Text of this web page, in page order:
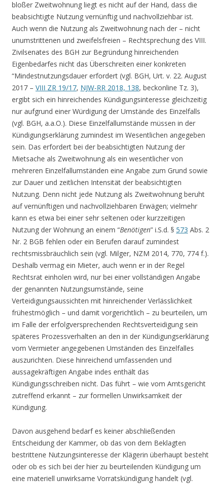
bloßer Zweitwohnung liegt es nicht auf der Hand, dass die
beabsichtigte Nutzung vernünftig und nachvollziehbar ist.
Auch wenn die Nutzung als Zweitwohnung nach der – nicht
unumstrittenen und zweifelsfreien – Rechtsprechung des VIII.
Zivilsenates des BGH zur Begründung hinreichenden
Eigenbedarfes nicht das Überschreiten einer konkreten
“Mindestnutzungsdauer erfordert (vgl. BGH, Urt. v. 22. August
2017 – VIII ZR 19/17, NJW-RR 2018, 138, beckonline Tz. 3),
ergibt sich ein hinreichendes Kündigungsinteresse gleichzeitig
nur aufgrund einer Würdigung der Umstände des Einzelfalls
(vgl. BGH, a.a.O.). Diese Einzelfallumstände müssen in der
Kündigungserklärung zumindest im Wesentlichen angegeben
sein. Das erfordert bei der beabsichtigten Nutzung der
Mietsache als Zweitwohnung als ein wesentlicher von
mehreren Einzelfallumständen eine Angabe zum Grund sowie
zur Dauer und zeitlichen Intensität der beabsichtigten
Nutzung. Denn nicht jede Nutzung als Zweitwohnung beruht
auf vernünftigen und nachvollziehbaren Erwägen; vielmehr
kann es etwa bei einer sehr seltenen oder kurzzeitigen
Nutzung der Wohnung an einem “Benötigen” i.S.d. § 573 Abs. 2
Nr. 2 BGB fehlen oder ein Berufen darauf zumindest
rechtsmissbräuchlich sein (vgl. Milger, NZM 2014, 770, 774 f.).
Deshalb vermag ein Mieter, auch wenn er in der Regel
Rechtsrat einholen wird, nur bei einer vollständigen Angabe
der genannten Nutzungsumstände, seine
Verteidigungsaussichten mit hinreichender Verlässlichkeit
frühestmöglich – und damit vorgerichtlich – zu beurteilen, um
im Falle der erfolgversprechenden Rechtsverteidigung sein
späteres Prozessverhalten an den in der Kündigungserklärung
vom Vermieter angegebenen Umständen des Einzelfalles
auszurichten. Diese hinreichend umfassenden und
aussagekräftigen Angabe indes enthält das
Kündigungsschreiben nicht. Das führt – wie vom Amtsgericht
zutreffend erkannt – zur formellen Unwirksamkeit der
Kündigung.
Davon ausgehend bedarf es keiner abschließenden
Entscheidung der Kammer, ob das von dem Beklagten
bestrittene Nutzungsinteresse der Klägerin überhaupt besteht
oder ob es sich bei der hier zu beurteilenden Kündigung um
eine materiell unwirksame Vorratskündigung handelt (vgl.